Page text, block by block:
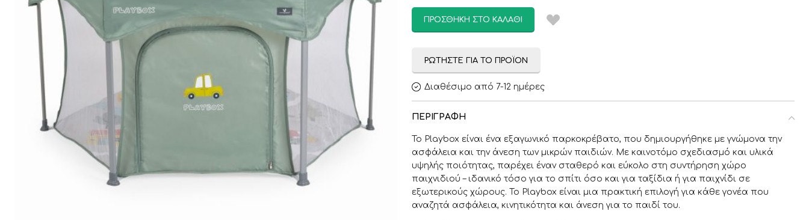
ΠΡΟΣΘΉΚΗ ΣΤΟ ΚΑΛΆΘΙ
ΡΩΤΉΣΤΕ ΓΙΑ ΤΟ ΠΡΟΪΌΝ
Διαθέσιμο από 7-12 ημέρες
ΠΕΡΙΓΡΑΦΉ
Το Playbox είναι ένα εξαγωνικό παρκοκρέβατο, που δημιουργήθηκε με γνώμονα την
ασφάλεια και την άνεση των μικρών παιδιών. Με καινοτόμο σχεδιασμό και υλικά
υψηλής ποιότητας, παρέχει έναν σταθερό και εύκολο στη συντήρηση χώρο
παιχνιδιού – ιδανικό τόσο για το σπίτι όσο και για ταξίδια ή για παιχνίδι σε
εξωτερικούς χώρους. Το Playbox είναι μια πρακτική επιλογή για κάθε γονέα που
αναζητά ασφάλεια, κινητικότητα και άνεση για το παιδί του.